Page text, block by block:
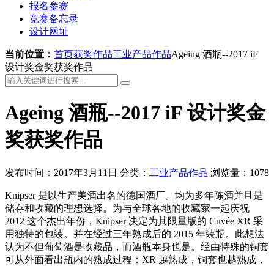
报名参赛
竞赛备忘录
设计网址
当前位置： 首页获奖作品工业产品作品Ageing 酒瓶--2017 iF
设计奖金奖获奖作品
Ageing 酒瓶--2017 iF 设计奖金
奖获奖作品
发布时间：2017年3月11日 分类： 工业产品作品 浏览量：1078
Knipser 是以生产美酒出名的德国酒厂。均为多年陈酒并且是
储存和收藏的理想选择。为与全球各地的收藏家一起庆祝
2012 这个杰出年份，Knipser 决定为其限量版的 Cuvée XR 采
用独特的包装。并在经过三年熟成后的 2015 年装瓶。此想法
认为不但葡萄酒是收藏品，而酒瓶本身也是。经由特殊的铜套
可从外面看出瓶内的熟成过程：XR 越熟成，铜套也越熟成，